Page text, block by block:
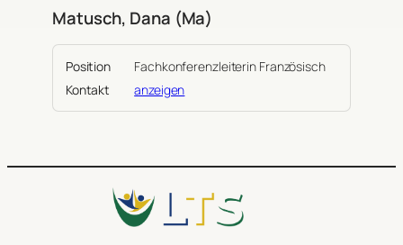
Matusch, Dana (Ma)
Position
Fachkonferenzleiterin Französisch
Kontakt
anzeigen